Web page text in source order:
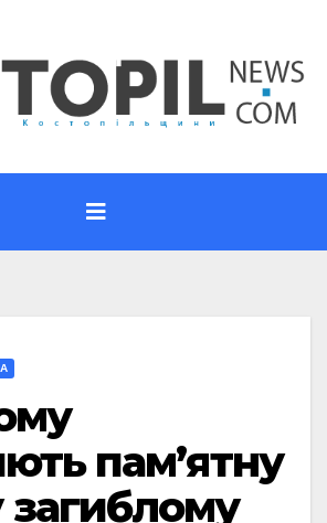
пам’ятну